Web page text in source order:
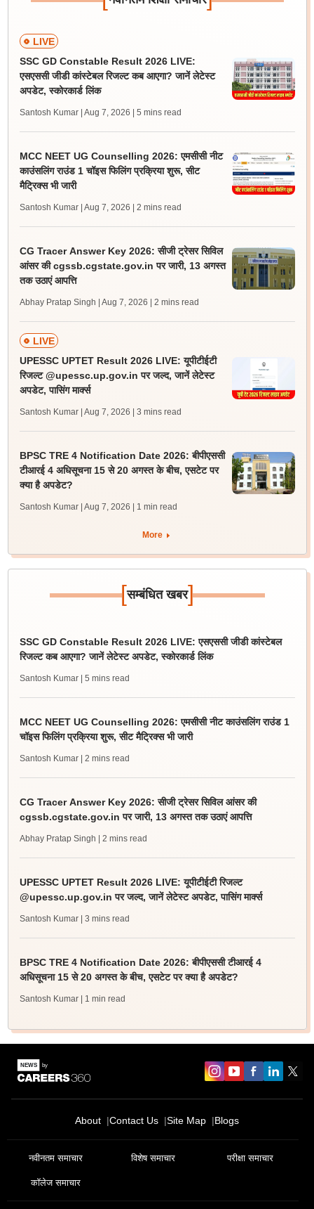
LIVE
SSC GD Constable Result 2026 LIVE:
एसएससी जीडी कांस्टेबल रिजल्ट कब आएगा? जानें लेटेस्ट
अपडेट, स्कोरकार्ड लिंक
Santosh Kumar | Aug 7, 2026 | 5 mins read
MCC NEET UG Counselling 2026: एमसीसी नीट
काउंसलिंग राउंड 1 चॉइस फिलिंग प्रक्रिया शुरू, सीट
मैट्रिक्स भी जारी
Santosh Kumar | Aug 7, 2026 | 2 mins read
CG Tracer Answer Key 2026: सीजी ट्रेसर सिविल
आंसर की cgssb.cgstate.gov.in पर जारी, 13 अगस्त
तक उठाएं आपत्ति
Abhay Pratap Singh | Aug 7, 2026 | 2 mins read
LIVE
UPESSC UPTET Result 2026 LIVE: यूपीटीईटी
रिजल्ट @upessc.up.gov.in पर जल्द, जानें लेटेस्ट
अपडेट, पासिंग मार्क्स
Santosh Kumar | Aug 7, 2026 | 3 mins read
BPSC TRE 4 Notification Date 2026: बीपीएससी
टीआरई 4 अधिसूचना 15 से 20 अगस्त के बीच, एसटेट पर
क्या है अपडेट?
Santosh Kumar | Aug 7, 2026 | 1 min read
More
[सम्बंधित खबर]
SSC GD Constable Result 2026 LIVE: एसएससी जीडी कांस्टेबल
रिजल्ट कब आएगा? जानें लेटेस्ट अपडेट, स्कोरकार्ड लिंक
Santosh Kumar | 5 mins read
MCC NEET UG Counselling 2026: एमसीसी नीट काउंसलिंग राउंड 1
चॉइस फिलिंग प्रक्रिया शुरू, सीट मैट्रिक्स भी जारी
Santosh Kumar | 2 mins read
CG Tracer Answer Key 2026: सीजी ट्रेसर सिविल आंसर की
cgssb.cgstate.gov.in पर जारी, 13 अगस्त तक उठाएं आपत्ति
Abhay Pratap Singh | 2 mins read
UPESSC UPTET Result 2026 LIVE: यूपीटीईटी रिजल्ट
@upessc.up.gov.in पर जल्द, जानें लेटेस्ट अपडेट, पासिंग मार्क्स
Santosh Kumar | 3 mins read
BPSC TRE 4 Notification Date 2026: बीपीएससी टीआरई 4
अधिसूचना 15 से 20 अगस्त के बीच, एसटेट पर क्या है अपडेट?
Santosh Kumar | 1 min read
About Contact Us Site Map Blogs
नवीनतम समाचार विशेष समाचार परीक्षा समाचार
कॉलेज समाचार